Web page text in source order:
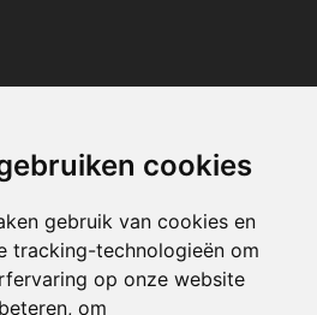
cookies
gebruik van cookies en
tracking-technologieën om
op onze website
om